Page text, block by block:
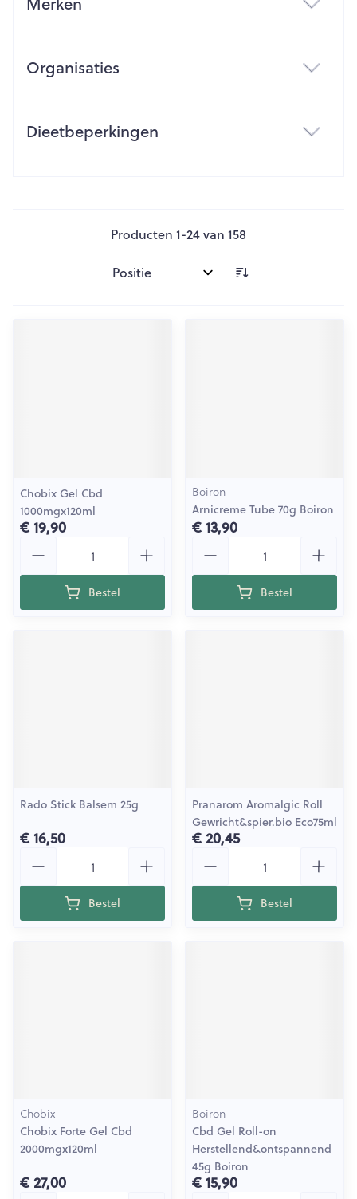
Organisaties
Dieetbeperkingen
Producten 1-24van 158
Sorteer op:
Chobix Gel Cbd
1000mgx120ml
€ 19,90
Bestel
Boiron
Arnicreme Tube 70g Boiron
€ 13,90
Bestel
Rado Stick Balsem 25g
€ 16,50
Bestel
Pranarom Aromalgic Roll
Gewricht&spier.bio Eco75ml
€ 20,45
Bestel
Chobix
Chobix Forte Gel Cbd
2000mgx120ml
€ 27,00
Boiron
Cbd Gel Roll-on
Herstellend&ontspannend
45g Boiron
€ 15,90